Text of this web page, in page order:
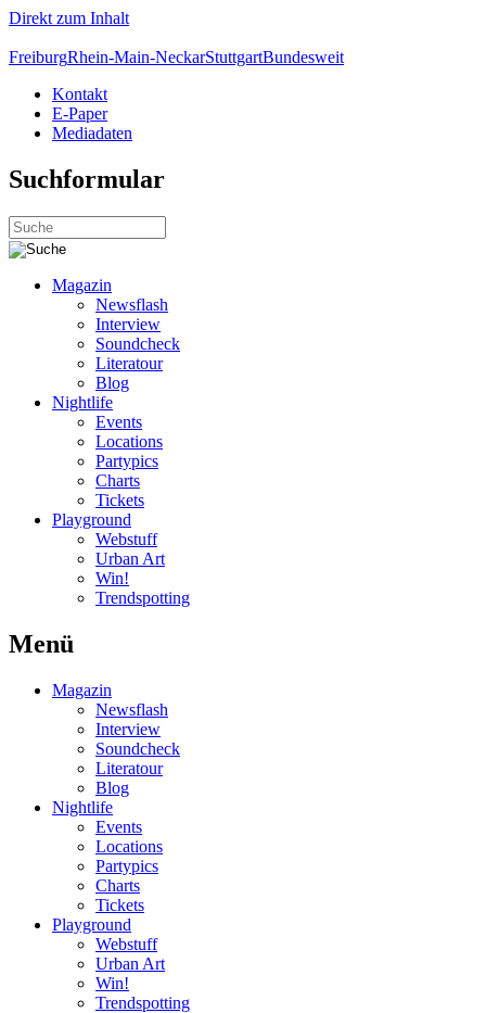
Direkt zum Inhalt
FreiburgRhein-Main-NeckarStuttgartBundesweit
Kontakt
E-Paper
Mediadaten
Suchformular
Magazin
Newsflash
Interview
Soundcheck
Literatour
Blog
Nightlife
Events
Locations
Partypics
Charts
Tickets
Playground
Webstuff
Urban Art
Win!
Trendspotting
Menü
Magazin
Newsflash
Interview
Soundcheck
Literatour
Blog
Nightlife
Events
Locations
Partypics
Charts
Tickets
Playground
Webstuff
Urban Art
Win!
Trendspotting